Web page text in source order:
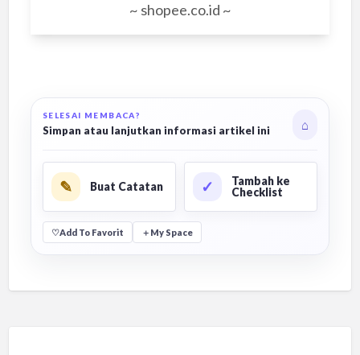
~ shopee.co.id ~
SELESAI MEMBACA?
Simpan atau lanjutkan informasi artikel ini ⌂
✎ Buat Catatan ✓
Tambah ke
Checklist
♡Add To Favorit ＋ My Space